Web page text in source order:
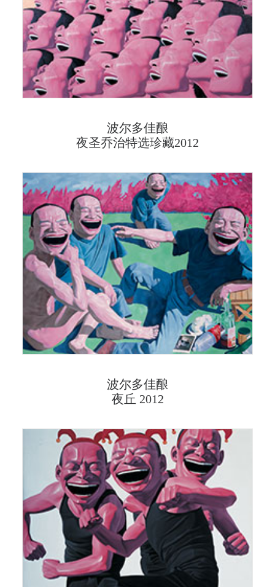
波尔多佳酿
夜圣乔治特选珍藏2012
波尔多佳酿
夜丘 2012